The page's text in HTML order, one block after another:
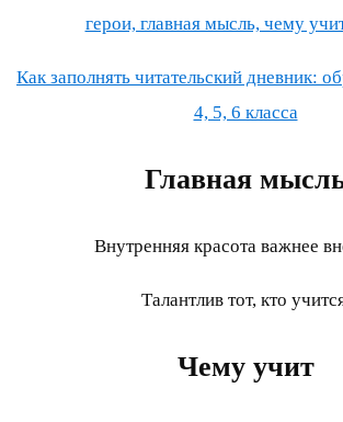
герои, главная мысль, чему
Как заполнять читательский дневник:
4, 5, 6 класса
Главная
Внутренняя красота важнее
Талантлив тот, кто
Чему учит